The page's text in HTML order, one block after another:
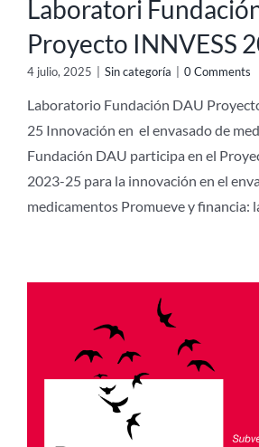
Laboratori
Proyecto INNVESS
4 julio, 2025 Sin categoría 0 Comments
Laboratorio Fundación DAU
25 Innovación en el envasado de
Fundación DAU participa en el
2023-25 para la innovación en el
medicamentos Promueve y financia: